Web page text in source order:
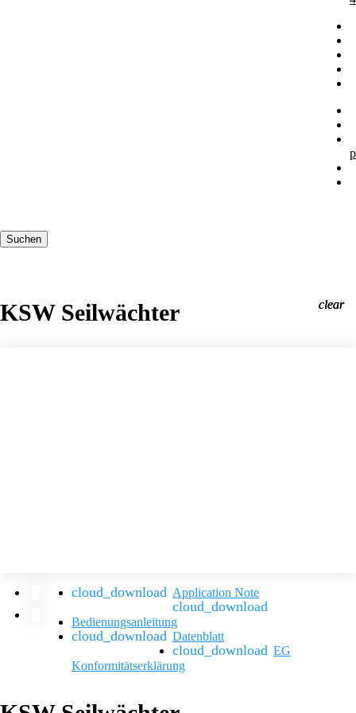
Suchen
KSW Seilwächter
Application Note
Bedienungsanleitung
Datenblatt
EG
Konformitätserklärung
clear
clear
clear